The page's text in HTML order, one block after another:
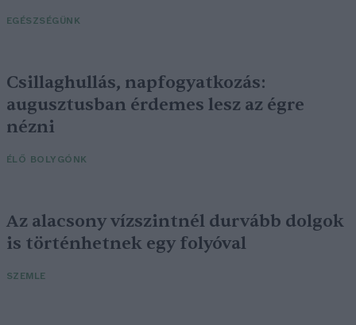
EGÉSZSÉGÜNK
Csillaghullás, napfogyatkozás:
augusztusban érdemes lesz az égre
nézni
ÉLŐ BOLYGÓNK
Az alacsony vízszintnél durvább dolgok
is történhetnek egy folyóval
SZEMLE